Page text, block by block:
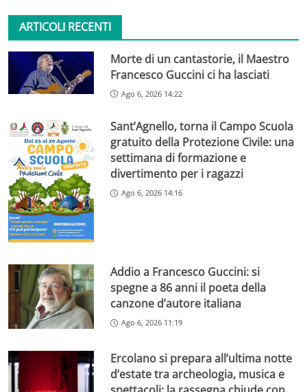
ARTICOLI RECENTI
Morte di un cantastorie, il Maestro
Francesco Guccini ci ha lasciati
Ago 6, 2026 14:22
Sant’Agnello, torna il Campo Scuola
gratuito della Protezione Civile: una
settimana di formazione e
divertimento per i ragazzi
Ago 6, 2026 14:16
Addio a Francesco Guccini: si
spegne a 86 anni il poeta della
canzone d’autore italiana
Ago 6, 2026 11:19
Ercolano si prepara all’ultima notte
d’estate tra archeologia, musica e